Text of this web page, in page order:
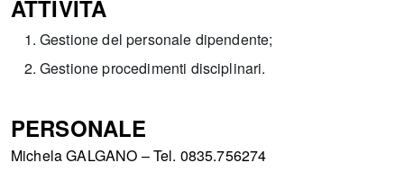
ATTIVITÀ
Gestione del personale dipendente;
Gestione procedimenti disciplinari.
PERSONALE
Michela GALGANO – Tel. 0835.756274